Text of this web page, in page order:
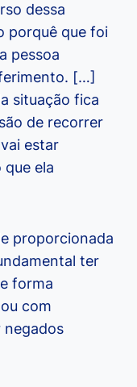
dessa
porquê que foi
pessoa
[…]
situação fica
de recorrer
estar
ela
proporcionada
ter
forma
com
negados